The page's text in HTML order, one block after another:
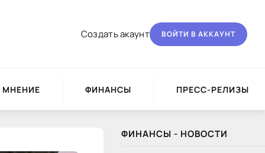
Создать акаунт ВОЙТИ В АККАУНТ
МНЕНИЕ ФИНАНСЫ ПРЕСС-РЕЛИЗЫ
ФИНАНСЫ - НОВОСТИ